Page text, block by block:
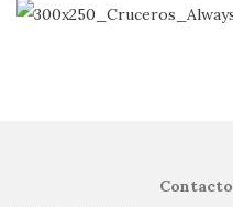
Contacto